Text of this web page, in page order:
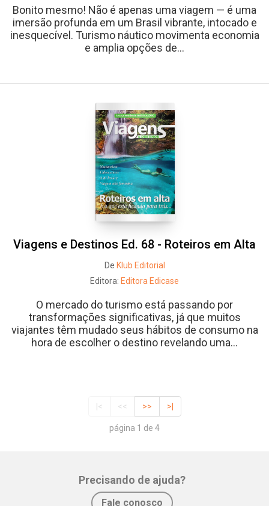
Bonito mesmo! Não é apenas uma viagem — é uma
imersão profunda em um Brasil vibrante, intocado e
inesquecível. Turismo náutico movimenta economia
e amplia opções de...
Viagens e Destinos Ed. 68 - Roteiros em Alta
De Klub Editorial
Editora: Editora Edicase
O mercado do turismo está passando por
transformações significativas, já que muitos
viajantes têm mudado seus hábitos de consumo na
hora de escolher o destino revelando uma...
|< << >> >|
página 1 de 4
Precisando de ajuda?
Fale conosco